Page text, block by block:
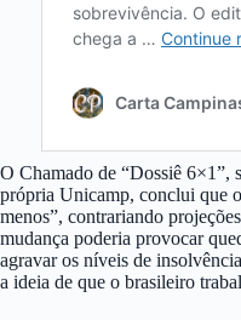
O Chamado de “Dossiê 6×1”,
própria Unicamp, conclui que
menos”, contrariando
mudança poderia provocar
agravar os níveis de
a ideia de que o brasileiro